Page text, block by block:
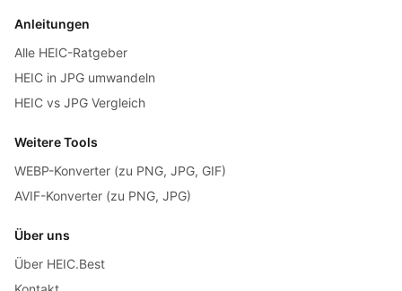
Anleitungen
Alle HEIC-Ratgeber
HEIC in JPG umwandeln
HEIC vs JPG Vergleich
Weitere Tools
WEBP-Konverter (zu PNG, JPG, GIF)
AVIF-Konverter (zu PNG, JPG)
Über uns
Über HEIC.Best